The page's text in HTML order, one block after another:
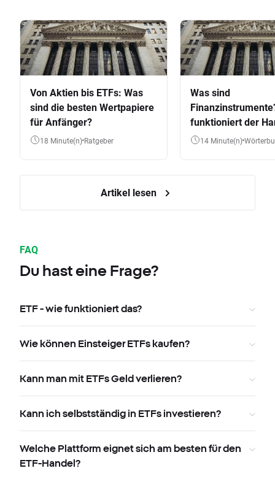
Von Aktien bis ETFs: Was
sind die besten Wertpapiere
für Anfänger?
18 Minute(n) Ratgeber
Was sind
funktioniert der
Aktien, ETFs & Co.
14 Minute(n)
Artikel lesen
FAQ
Du hast eine Frage?
ETF - wie funktioniert das?
Wie können Einsteiger ETFs kaufen?
Kann man mit ETFs Geld verlieren?
Kann ich selbstständig in ETFs investieren?
Welche Plattform eignet sich am besten für den
ETF-Handel?